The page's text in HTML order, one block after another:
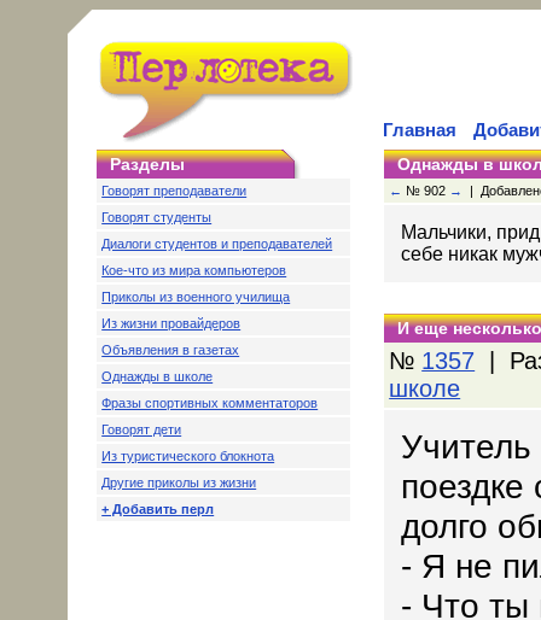
Главная
Разделы
Говорят преподаватели
Говорят студенты
Диалоги студентов и преподавателей
Кое-что из мира компьютеров
Приколы из военного училища
Из жизни провайдеров
Объявления в газетах
Однажды в школе
Фразы спортивных комментаторов
Говорят дети
Из туристического блокнота
Другие приколы из жизни
+ Добавить перл
Однажды в
← № 902 → |
Мальчики,
себе никак
И еще
№ 1357 |
школе
Учитель
долго
- Я не
- Что ты